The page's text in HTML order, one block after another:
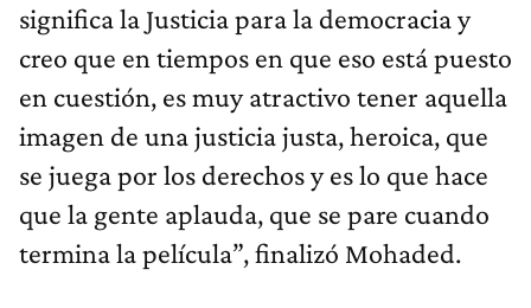
significa la Justicia para la democracia y
creo que en tiempos en que eso está puesto
en cuestión, es muy atractivo tener aquella
imagen de una justicia justa, heroica, que
se juega por los derechos y es lo que hace
que la gente aplauda, que se pare cuando
termina la película”, finalizó Mohaded.